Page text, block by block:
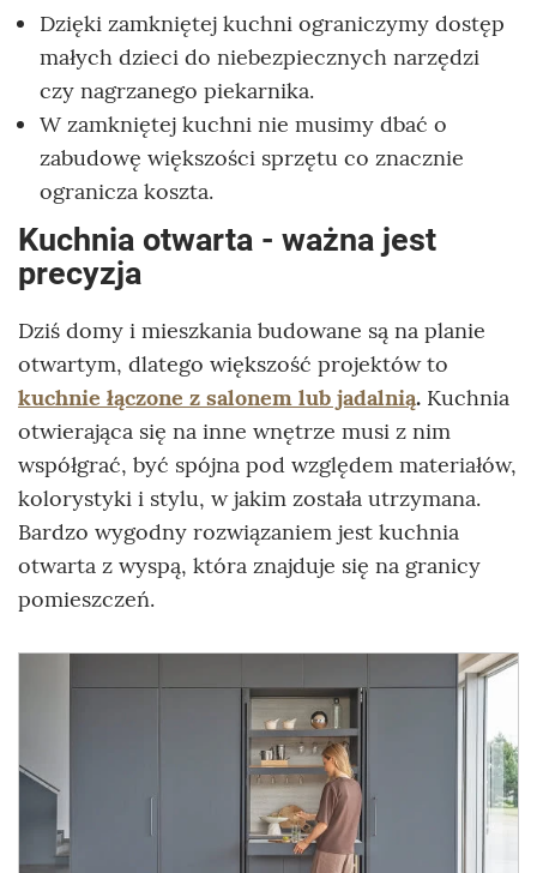
Dzięki zamkniętej kuchni ograniczymy dostęp
małych dzieci do niebezpiecznych narzędzi
czy nagrzanego piekarnika.
W zamkniętej kuchni nie musimy dbać o
zabudowę większości sprzętu co znacznie
ogranicza koszta.
Kuchnia otwarta - ważna jest
precyzja
Dziś domy i mieszkania budowane są na planie
otwartym, dlatego większość projektów to
kuchnie łączone z salonem lub jadalnią. Kuchnia
otwierająca się na inne wnętrze musi z nim
współgrać, być spójna pod względem materiałów,
kolorystyki i stylu, w jakim została utrzymana.
Bardzo wygodny rozwiązaniem jest kuchnia
otwarta z wyspą, która znajduje się na granicy
pomieszczeń.